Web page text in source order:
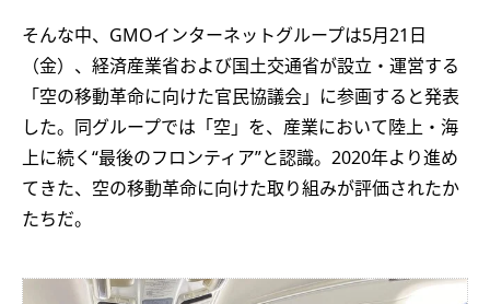
そんな中、GMOインターネットグループは5月21日
（金）、経済産業省および国土交通省が設立・運営する
「空の移動革命に向けた官民協議会」に参画すると発表
した。同グループでは「空」を、産業において陸上・海
上に続く“最後のフロンティア”と認識。2020年より進め
てきた、空の移動革命に向けた取り組みが評価されたか
たちだ。